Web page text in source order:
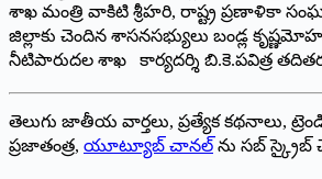
శాఖ మంత్రి వాకిటి శ్రీహరి, రాష్ట్ర ప్రణాళికా
జిల్లాకు చెందిన శాసనసభ్యులు బండ్ల
నీటిపారుదల శాఖ కార్యదర్శి బి.కె.పవిత్ర
తెలుగు జాతీయ వార్తలు, ప్రత్యేక కథనాలు,
ప్రజాతంత్ర, యూట్యూబ్ చానల్ ను సబ్